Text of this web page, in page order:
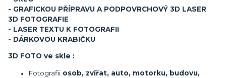
- GRAFICKOU PŘÍPRAVU A PODPOVRCHOVÝ 3D LASER
3D FOTOGRAFIE
- LASER TEXTU K FOTOGRAFII
- DÁRKOVOU KRABIČKU
3D FOTO ve skle :
Fotografii osob, zvířat, auto, motorku, budovu,